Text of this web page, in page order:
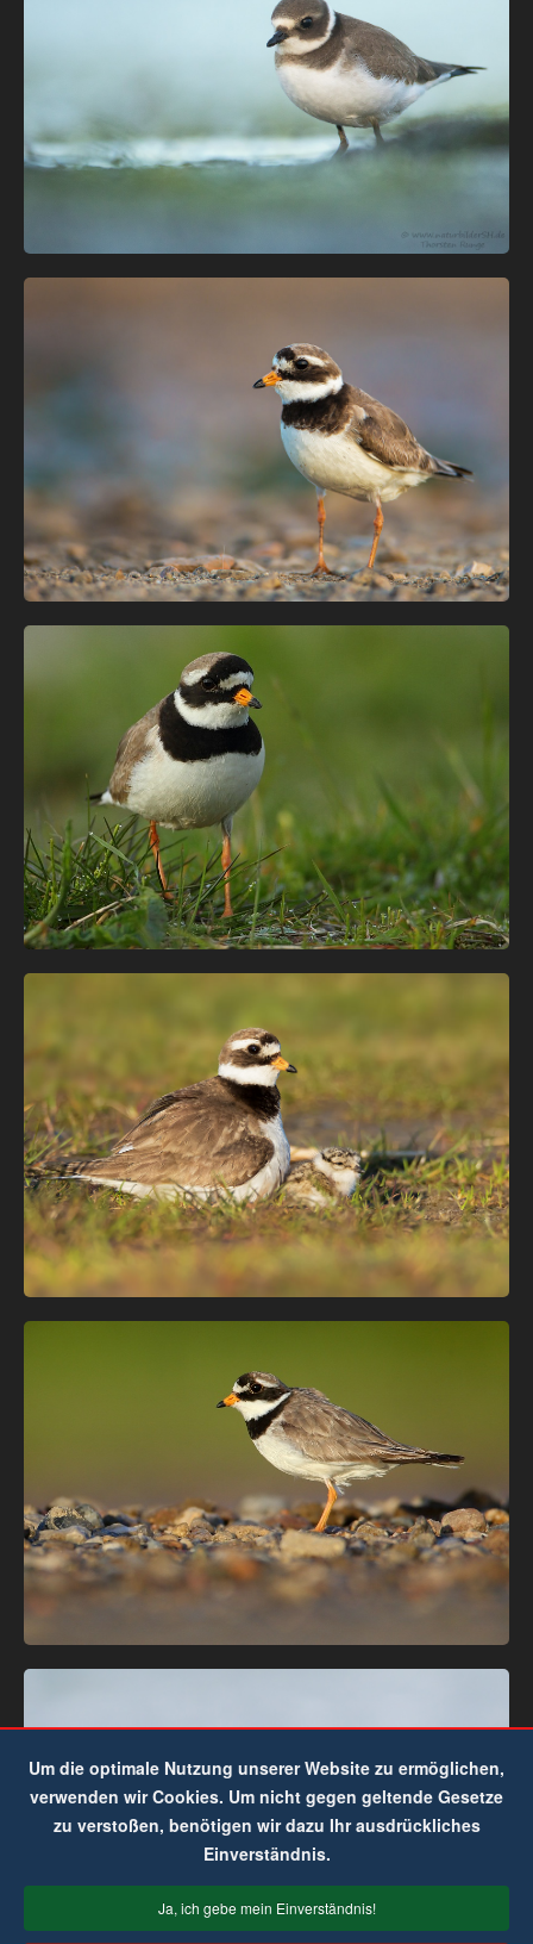
Um die optimale Nutzung unserer Website zu ermöglichen,
verwenden wir Cookies. Um nicht gegen geltende Gesetze
zu verstoßen, benötigen wir dazu Ihr ausdrückliches
Einverständnis.
Ja, ich gebe mein Einverständnis!